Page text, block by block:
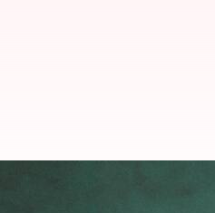
పేదరికం ఉచ్చులో